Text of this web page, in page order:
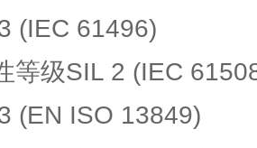
(IEC 61496)
等级SIL 2 (IEC
(EN ISO 13849)